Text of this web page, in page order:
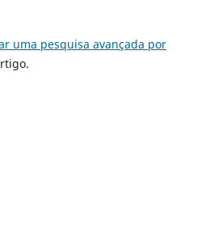
uma pesquisa avançada por